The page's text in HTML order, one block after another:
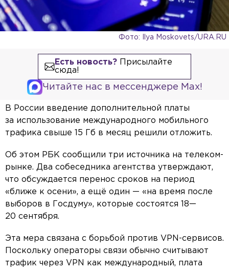
Фото: Ilya Moskovets/URA.RU
Есть новость?Присылайте
сюда!
Читайте нас в мессенджере Max!
В России введение дополнительной платы
за использование международного мобильного
трафика свыше 15 Гб в месяц решили отложить.
Об этом РБК сообщили три источника на телеком-
рынке. Два собеседника агентства утверждают,
что обсуждается перенос сроков на период
«ближе к осени», а ещё один — «на время после
выборов в Госдуму», которые состоятся 18—
20 сентября.
Эта мера связана с борьбой против VPN-сервисов.
Поскольку операторы связи обычно считывают
трафик через VPN как международный, плата